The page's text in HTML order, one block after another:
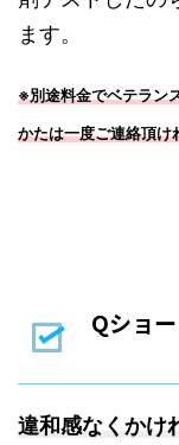
ます。
※別途料金でベテラン
かたは一度ご連絡頂け
Qショ
違和感なくかけ